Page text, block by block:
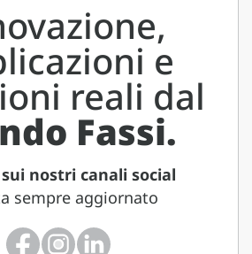
e
reali dal
Fassi.
nostri canali social
sempre aggiornato